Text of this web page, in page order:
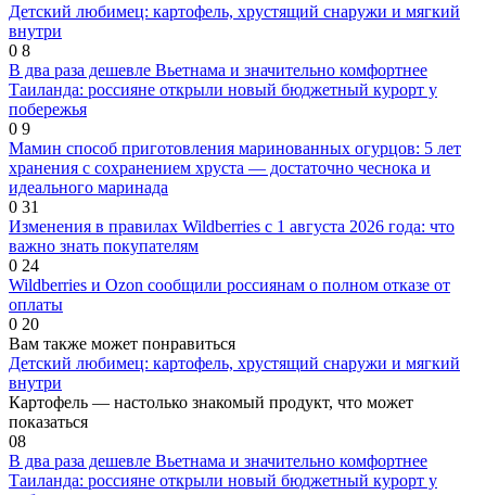
Детский любимец: картофель, хрустящий снаружи и мягкий
внутри
0 8
В два раза дешевле Вьетнама и значительно комфортнее
Таиланда: россияне открыли новый бюджетный курорт у
побережья
0 9
Мамин способ приготовления маринованных огурцов: 5 лет
хранения с сохранением хруста — достаточно чеснока и
идеального маринада
0 31
Изменения в правилах Wildberries с 1 августа 2026 года: что
важно знать покупателям
0 24
Wildberries и Ozon сообщили россиянам о полном отказе от
оплаты
0 20
Вам также может понравиться
Детский любимец: картофель, хрустящий снаружи и мягкий
внутри
Картофель — настолько знакомый продукт, что может
показаться
08
В два раза дешевле Вьетнама и значительно комфортнее
Таиланда: россияне открыли новый бюджетный курорт у